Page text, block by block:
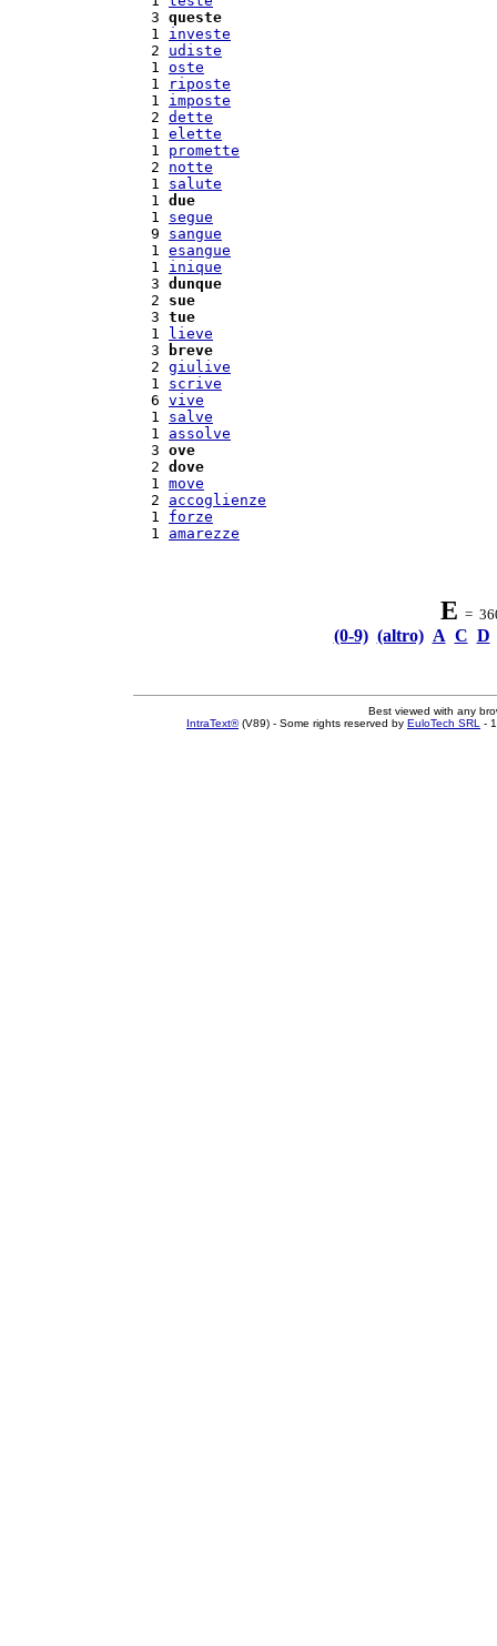
  3
queste
  1
investe
  2
udiste
  1
oste
  1
riposte
  1
imposte
  2
dette
  1
elette
  1
promette
  2
notte
  1
salute
  1
due
  1
segue
  9
sangue
  1
esangue
  1
inique
  3
dunque
  2
sue
  3
tue
  1
lieve
  3
breve
  2
giulive
  1
scrive
  6
vive
  1
salve
  1
assolve
  3
ove
  2
dove
  1
move
  2
accoglienze
  1
forze
  1
amarezze
E =
(0-9) (altro) A C D
Best viewed with any
IntraText®(V89) - Some rights reserved by EuloTech SRL -